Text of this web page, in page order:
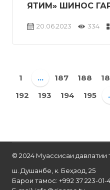
20.06.2023 334
ЯТИМ» ШИНОС
1 ... 187 188
192
193 194 195
© 2024 Муассисаи давлатии
ш. Душанбе, к. Беҳзод, 25
Барои тамос: +992 37 223-01-